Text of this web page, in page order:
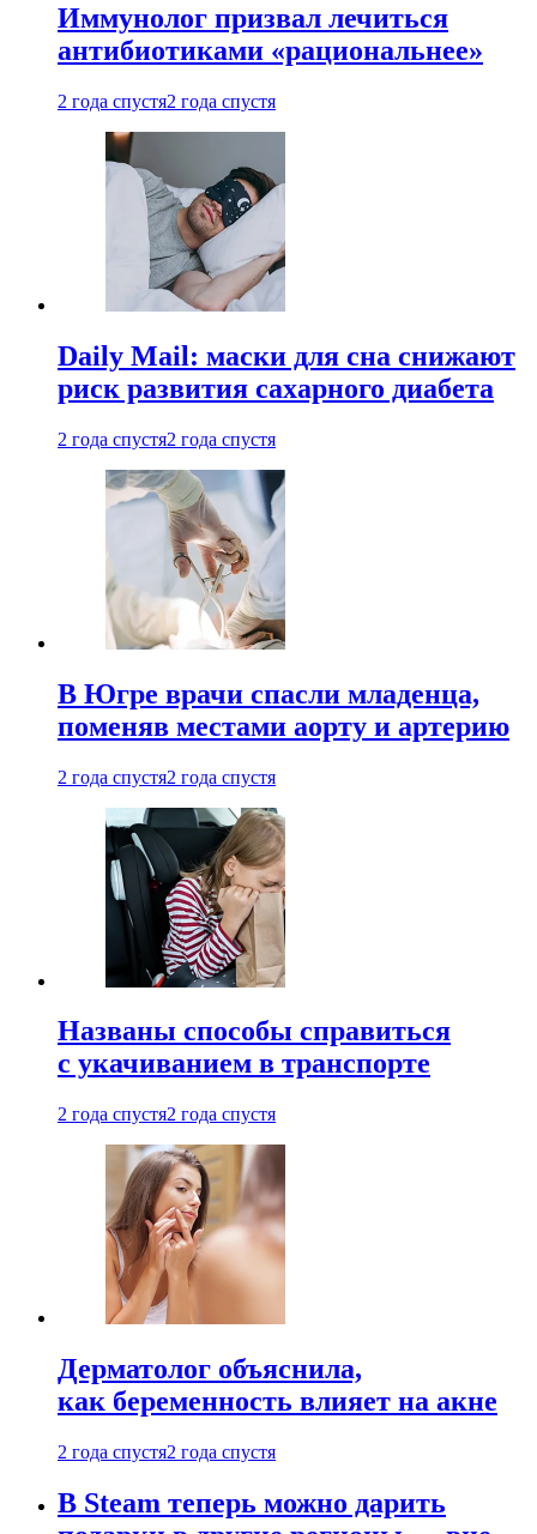
Иммунолог призвал лечиться
антибиотиками «рациональнее»
2 года спустя2 года спустя
Daily Mail: маски для сна снижают
риск развития сахарного диабета
2 года спустя2 года спустя
В Югре врачи спасли младенца,
поменяв местами аорту и артерию
2 года спустя2 года спустя
Названы способы справиться
с укачиванием в транспорте
2 года спустя2 года спустя
Дерматолог объяснила,
как беременность влияет на акне
2 года спустя2 года спустя
В Steam теперь можно дарить